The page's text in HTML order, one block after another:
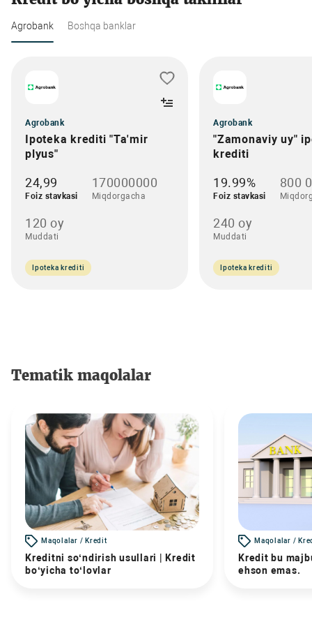
Agrobank Boshqa banklar
Agrobank
Ipoteka krediti "Ta'mir
plyus"
24,99
Foiz stavkasi
170000000
Miqdorgacha
120 oy
Muddati
Ipoteka krediti
Agrobank
"Zamonaviy uy"
krediti
19.99%
Foiz stavkasi
800
240 oy
Muddati
Ipoteka krediti
Tematik maqolalar
Maqolalar / Kredit
Kreditni so‘ndirish usullari | Kredit
bo‘yicha to‘lovlar
Maqolalar /
Kredit bu
ehson emas.